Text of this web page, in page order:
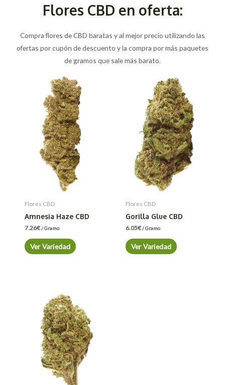
Flores CBD en oferta:
Compra flores de CBD baratas y al mejor precio utilizando las
ofertas por cupón de descuento y la compra por más paquetes
de gramos que sale más barato.
Flores CBD
Amnesia Haze CBD
7.26€/ Gramo
Ver Variedad
Flores CBD
Gorilla Glue CBD
6.05€/ Gramo
Ver Variedad